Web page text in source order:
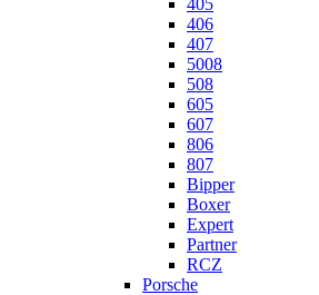
405
406
407
5008
508
605
607
806
807
Bipper
Boxer
Expert
Partner
RCZ
Porsche